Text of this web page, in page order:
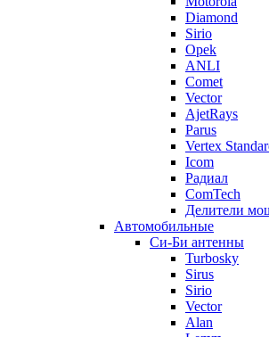
Diamond
Sirio
Opek
ANLI
Comet
Vector
AjetRays
Parus
Vertex
Icom
Радиал
ComTech
Делители
Автомобильные
Си-Би антенны
Turbosky
Sirus
Sirio
Vector
Alan